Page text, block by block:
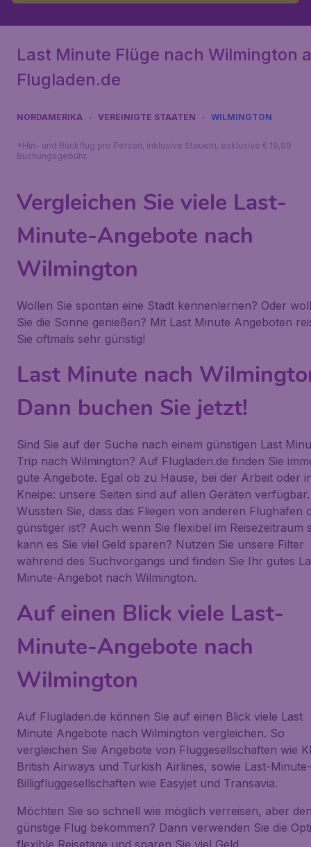
Last Minute Flüge nach Wilmington
Flugladen.de
NORDAMERIKA VEREINIGTE STAATEN WILMINGTON
*Hin- und Rückflug pro Person, inklusive Steuern, exklusive € 19,99
Buchungsgebühr.
Vergleichen Sie viele Last-
Minute-Angebote nach
Wilmington
Wollen Sie spontan eine Stadt kennenlernen? Oder
Sie die Sonne genießen? Mit Last Minute Angeboten
Sie oftmals sehr günstig!
Last Minute nach
Dann buchen Sie jetzt!
Sind Sie auf der Suche nach einem günstigen Last
Trip nach Wilmington? Auf Flugladen.de finden Sie
gute Angebote. Egal ob zu Hause, bei der Arbeit oder
Kneipe: unsere Seiten sind auf allen Geräten verfügbar.
Wussten Sie, dass das Fliegen von anderen Flughäfen
günstiger ist? Auch wenn Sie flexibel im Reisezeitraum
kann es Sie viel Geld sparen? Nutzen Sie unsere Filter
während des Suchvorgangs und finden Sie Ihr gutes
Minute-Angebot nach Wilmington.
Auf einen Blick viele Last-
Minute-Angebote nach
Wilmington
Auf Flugladen.de können Sie auf einen Blick viele Last
Minute Angebote nach Wilmington vergleichen. So
vergleichen Sie Angebote von Fluggesellschaften wie
British Airways und Turkish Airlines, sowie Last-Minute-
Billigfluggesellschaften wie Easyjet und Transavia.
Möchten Sie so schnell wie möglich verreisen, aber
günstige Flug bekommen? Dann verwenden Sie die
flexible Reisetage und sparen Sie viel Geld.